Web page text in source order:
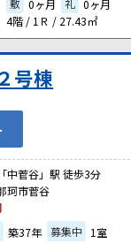
敷 0ヶ月 礼 0ヶ月
4階 / 1Ｒ / 27.43㎡
号棟
中菅谷」駅 徒歩3分
珂市菅谷
築37年 募集中 1室